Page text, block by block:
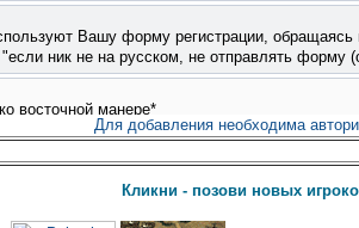
Для добавления необходима
Кликни - позови новых